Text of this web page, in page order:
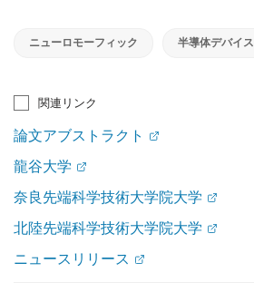
ニューロモーフィック 半導体デバイス
関連リンク
論文アブストラクト
龍谷大学
奈良先端科学技術大学院大学
北陸先端科学技術大学院大学
ニュースリリース